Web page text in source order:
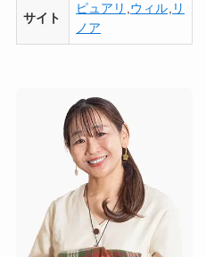
サイト
ピュアリ ウィル リ
ノア